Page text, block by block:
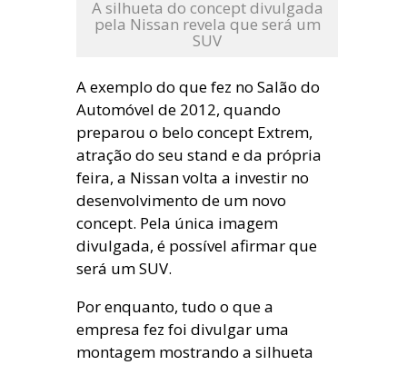
A silhueta do concept divulgada
pela Nissan revela que será um
SUV
A exemplo do que fez no Salão do
Automóvel de 2012, quando
preparou o belo concept Extrem,
atração do seu stand e da própria
feira, a Nissan volta a investir no
desenvolvimento de um novo
concept. Pela única imagem
divulgada, é possível afirmar que
será um SUV.
Por enquanto, tudo o que a
empresa fez foi divulgar uma
montagem mostrando a silhueta